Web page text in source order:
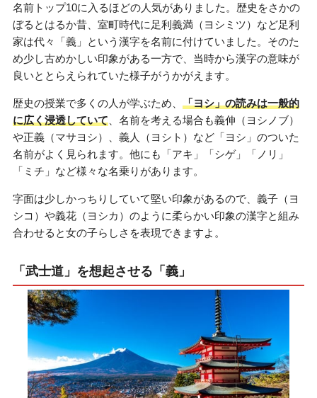
名前トップ10に入るほどの人気がありました。歴史をさかの
ぼるとはるか昔、室町時代に足利義満（ヨシミツ）など足利
家は代々「義」という漢字を名前に付けていました。そのた
め少し古めかしい印象がある一方で、当時から漢字の意味が
良いととらえられていた様子がうかがえます。
歴史の授業で多くの人が学ぶため、 「ヨシ」の読みは一般的
に広く浸透していて、名前を考える場合も義伸（ヨシノブ）
や正義（マサヨシ）、義人（ヨシト）など「ヨシ」のついた
名前がよく見られます。他にも「アキ」「シゲ」「ノリ」
「ミチ」など様々な名乗りがあります。
字面は少しかっちりしていて堅い印象があるので、義子（ヨ
シコ）や義花（ヨシカ）のように柔らかい印象の漢字と組み
合わせると女の子らしさを表現できますよ。
「武士道」を想起させる「義」